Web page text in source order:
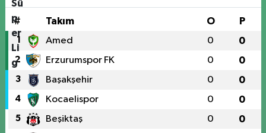
# Takım O P
1 Amed 0 0
2 Erzurumspor FK 0 0
3 Başakşehir 0 0
4 Kocaelispor 0 0
5 Beşiktaş 0 0